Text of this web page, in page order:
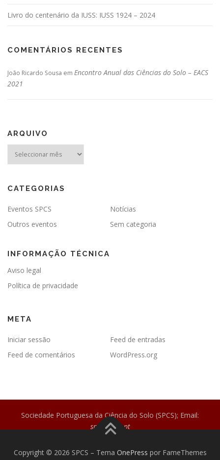
Livro do centenário da IUSS: IUSS 1924 – 2024
COMENTÁRIOS RECENTES
João Ricardo Sousa em Encontro Anual das Ciências do Solo – EACS
2021
ARQUIVO
CATEGORIAS
Eventos SPCS
Notícias
Outros eventos
Sem categoria
INFORMAÇÃO TÉCNICA
Aviso legal
Política de privacidade
META
Iniciar sessão
Feed de entradas
Feed de comentários
WordPress.org
Sociedade Portuguesa da Ciência do Solo (SPCS); Email:
spcs@spcs.pt
Copyright © 2026 SPCS – Tema OnePress por FameThemes